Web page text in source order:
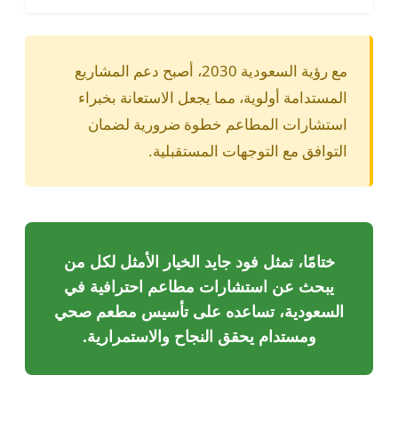
مع رؤية السعودية 2030، أصبح دعم المشاريع
المستدامة أولوية، مما يجعل الاستعانة بخبراء
استشارات المطاعم خطوة ضرورية لضمان
التوافق مع التوجهات المستقبلية.
ختامًا، تمثل فود جايد الخيار الأمثل لكل من
يبحث عن استشارات مطاعم احترافية في
السعودية، تساعده على تأسيس مطعم صحي
ومستدام يحقق النجاح والاستمرارية.